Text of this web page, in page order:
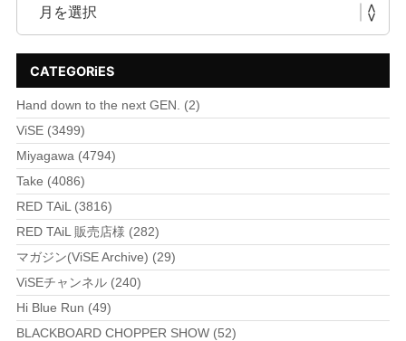
CATEGORiES
Hand down to the next GEN. (2)
ViSE (3499)
Miyagawa (4794)
Take (4086)
RED TAiL (3816)
RED TAiL 販売店様 (282)
マガジン(ViSE Archive) (29)
ViSEチャンネル (240)
Hi Blue Run (49)
BLACKBOARD CHOPPER SHOW (52)